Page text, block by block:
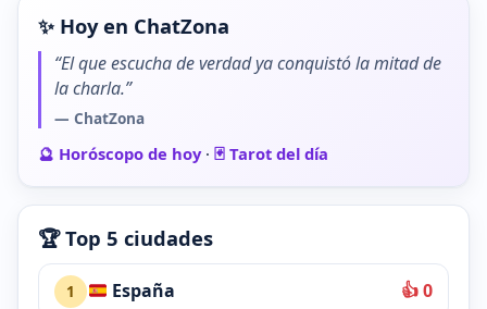
✨ Hoy en ChatZona
“El que escucha de verdad ya conquistó la mitad de
la charla.”
— ChatZona
🔮 Horóscopo de hoy· 🃏 Tarot del día
🏆 Top 5 ciudades
1 España 👍 0